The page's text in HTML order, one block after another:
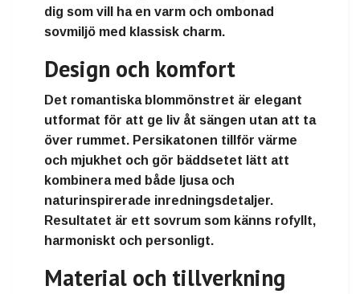
dig som vill ha en varm och ombonad
sovmiljö med klassisk charm.
Design och komfort
Det romantiska blommönstret är elegant
utformat för att ge liv åt sängen utan att ta
över rummet. Persikatonen tillför värme
och mjukhet och gör bäddsetet lätt att
kombinera med både ljusa och
naturinspirerade inredningsdetaljer.
Resultatet är ett sovrum som känns rofyllt,
harmoniskt och personligt.
Material och tillverkning